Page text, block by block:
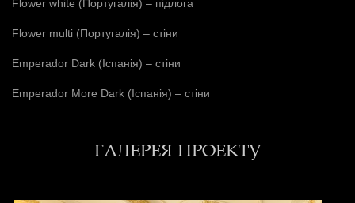
Flower white (Португалія) – підлога
Flower multi (Португалія) – стіни
Emperador Dark (Іспанія) – стіни
Emperador More Dark (Іспанія) – стіни
ГАЛЕРЕЯ ПРОЕКТУ